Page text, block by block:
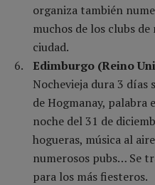
organiza también
muchos de los clubs
ciudad.
Edimburgo (Reino
Nochevieja dura 3 días
de Hogmanay, palabra
noche del 31 de
hogueras, música al
numerosos pubs… Se
para los más fiesteros.